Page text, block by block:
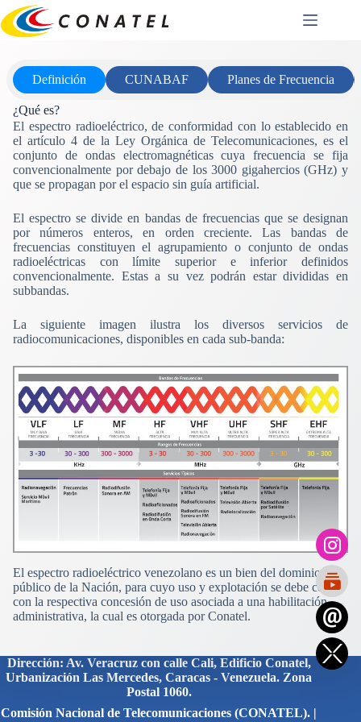
Saltar
al
contenido
Definición CUNABAF Planes de Frecuencia
¿Qué es?
El espectro radioeléctrico, de conformidad con lo establecido en
el artículo 4 de la Ley Orgánica de Telecomunicaciones, es el
conjunto de ondas electromagnéticas cuya frecuencia se fija
convencionalmente por debajo de los 3000 gigahercios (GHz) y
que se propagan por el espacio sin guía artificial.
El espectro se divide en bandas de frecuencias que se designan
por números enteros, en orden creciente. Las bandas de
frecuencias constituyen el agrupamiento o conjunto de ondas
radioeléctricas con límite superior e inferior definidos
convencionalmente. Estas a su vez podrán estar divididas en
subbandas.
La siguiente imagen ilustra los diversos servicios de
radiocomunicaciones, disponibles en cada sub-banda:
El espectro radioeléctrico venezolano es un bien del dominio
público de la Nación, para cuyo uso y explotación se debe contar
con la respectiva concesión de uso asociada a una habilitación
administrativa, la cual es otorgada por Conatel.
Dirección: Av. Veracruz con calle Cali, Edificio Conatel,
Urbanización Las Mercedes, Caracas - Venezuela. Zona
Postal 1060.
Comisión Nacional de Telecomunicaciones (CONATEL). |